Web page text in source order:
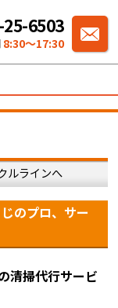
6503
8:30〜17:30
ルラインへ
のプロ、サー
清掃代行サービ